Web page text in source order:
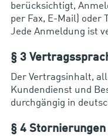
berücksichtigt,
per Fax, E-Mail) oder
Jede Anmeldung ist
§ 3
Der Vertragsinhalt,
Kundendienst und
durchgängig in
§ 4 Stornierungen